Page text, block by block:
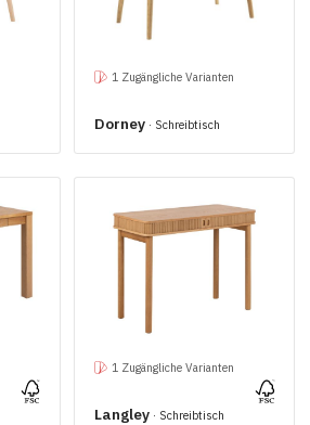
1 Zugängliche Varianten
Dorney · Schreibtisch
1 Zugängliche Varianten
Langley · Schreibtisch